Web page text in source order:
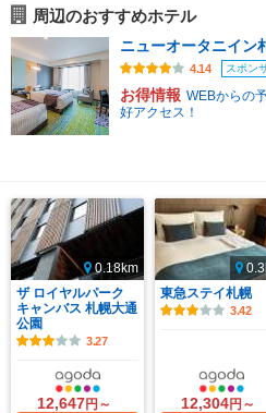
周辺のおすすめホテル
ニューオータニイン
4.14 スポン
お得情報 WEBからの
好アクセス！
0.18km
ザ ロイヤルパーク
キャンバス 札幌大通
公園
3.27
12,647円～
東急ステイ札幌
3.42
12,304円～